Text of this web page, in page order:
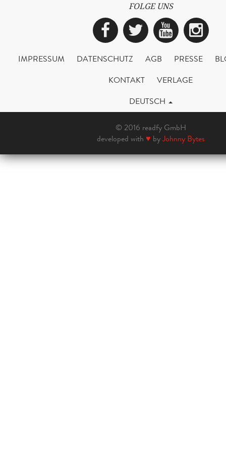
FOLGE UNS
Facebook
Twitter
IMPRESSUM DATENSCHUTZ AGB PRESSE
KONTAKT
VERLAGE
DEUTSCH
© 2016 readfy GmbH
developed with ♥ byJohnny Bytes